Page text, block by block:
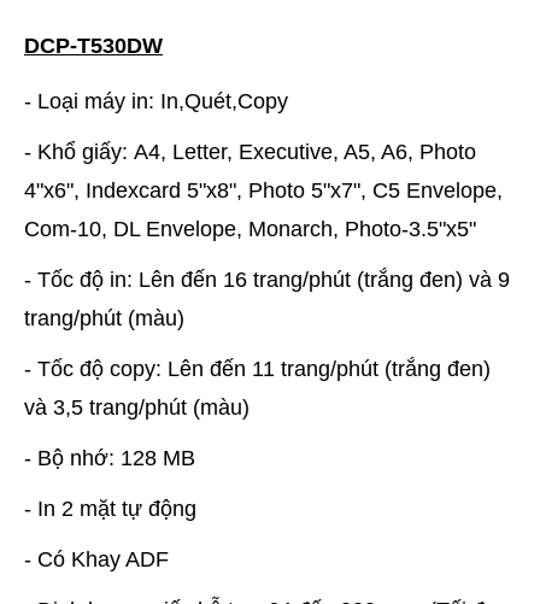
DCP-T530DW
- Loại máy in: In,Quét,Copy
- Khổ giấy: A4, Letter, Executive, A5, A6, Photo
4"x6", Indexcard 5"x8", Photo 5"x7", C5 Envelope,
Com-10, DL Envelope, Monarch, Photo-3.5"x5"
- Tốc độ in: Lên đến 16 trang/phút (trắng đen) và 9
trang/phút (màu)
- Tốc độ copy: Lên đến 11 trang/phút (trắng đen)
và 3,5 trang/phút (màu)
- Bộ nhớ: 128 MB
- In 2 mặt tự động
- Có Khay ADF